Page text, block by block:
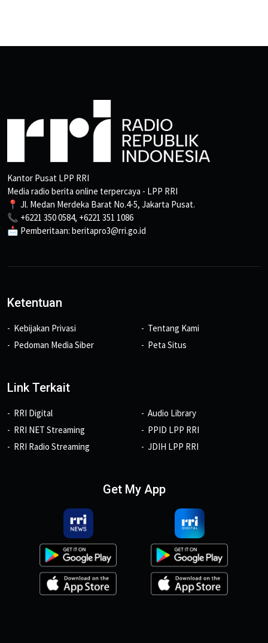
Kantor Pusat LPP RRI
Media radio berita online terpercaya - LPP RRI
📍 Jl. Medan Merdeka Barat No.4-5, Jakarta Pusat.
📞 +6221 350 0584, +6221 351 1086
📩 Pemberitaan: beritapro3@rri.go.id
Ketentuan
Kebijakan Privasi
Pedoman Media Siber
Tentang Kami
Peta Situs
Link Terkait
RRI Digital
RRI NET Streaming
RRI Radio Streaming
Audio Library
PPID LPP RRI
JDIH LPP RRI
Get My App